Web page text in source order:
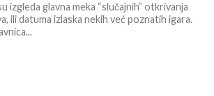
izgleda glavna meka “slučajnih” otkrivanja
ili datuma izlaska nekih već poznatih igara.